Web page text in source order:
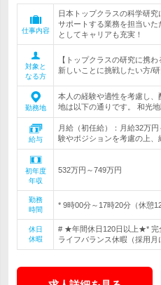
仕事内容
日本トップクラスの科学研
サポートする業務を担当いた
としてキャリアも充実！
対象と
なる方
【トップクラスの研究に携
新しいことに挑戦したい方/
勤務地
本人の経験や適性を考慮し
地は以下の通りです。 和光
給与
月給（初任給）：月給32万
験やポジションを考慮の上
初年度
年収
532万円～749万円
勤務
時間
* 9時00分～17時20分（休憩
休日
休暇
# ★年間休日120日以上★* 完
ライフバランス休暇（採用月